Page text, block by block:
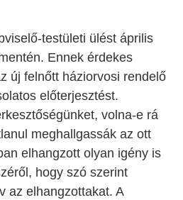
testületi ülést április
Ennek érdekes
új felnőtt háziorvosi rendelő
előterjesztést.
volna-e rá
meghallgassák az ott
elhangzott olyan igény is
hogy szó szerint
az elhangzottakat. A